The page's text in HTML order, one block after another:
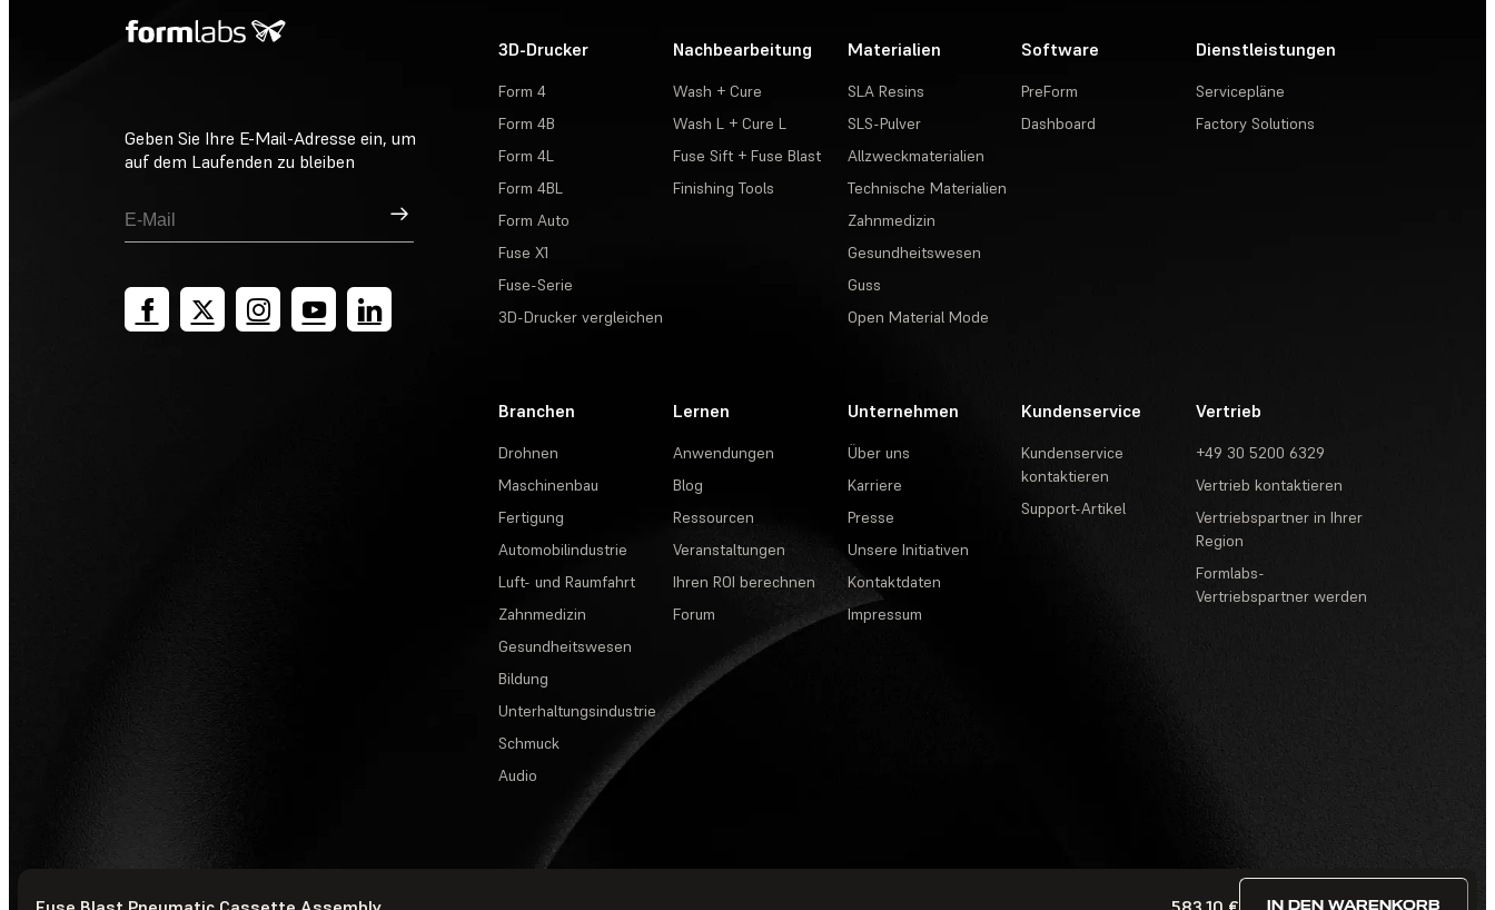
IN DEN WARENKORB
Geben Sie Ihre E-Mail-Adresse ein, um
auf dem Laufenden zu bleiben
Registrieren
3D-Drucker
Form 4
Form 4B
Form 4L
Form 4BL
Form Auto
Fuse X1
Fuse-Serie
3D-Drucker vergleichen
Nachbearbeitung
Wash + Cure
Wash L + Cure L
Fuse Sift + Fuse Blast
Finishing Tools
Materialien
SLA Resins
SLS-Pulver
Allzweckmaterialien
Technische Materialien
Zahnmedizin
Gesundheitswesen
Guss
Open Material Mode
Software
PreForm
Dashboard
Dienstleistungen
Servicepläne
Factory Solutions
Branchen
Drohnen
Maschinenbau
Fertigung
Automobilindustrie
Luft- und Raumfahrt
Zahnmedizin
Gesundheitswesen
Bildung
Unterhaltungsindustrie
Schmuck
Audio
Lernen
Anwendungen
Blog
Ressourcen
Veranstaltungen
Ihren ROI berechnen
Forum
Unternehmen
Über uns
Karriere
Presse
Unsere Initiativen
Kontaktdaten
Impressum
Kundenservice
Kundenservice
kontaktieren
Support-Artikel
Vertrieb
+49 30 5200 6329
Vertrieb kontaktieren
Vertriebspartner in Ihrer
Region
Formlabs-
Vertriebspartner werden